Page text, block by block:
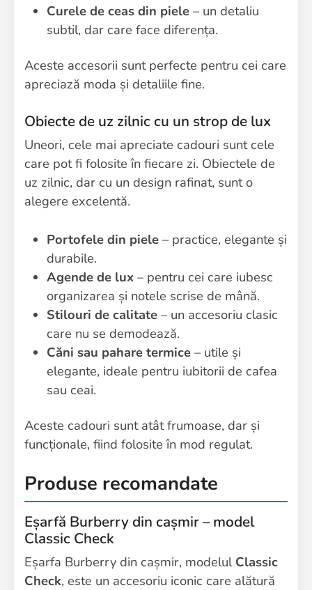
Curele de ceas din piele – un detaliu
subtil, dar care face diferența.
Aceste accesorii sunt perfecte pentru cei care
apreciază moda și detaliile fine.
Obiecte de uz zilnic cu un strop de lux
Uneori, cele mai apreciate cadouri sunt cele
care pot fi folosite în fiecare zi. Obiectele de
uz zilnic, dar cu un design rafinat, sunt o
alegere excelentă.
Portofele din piele – practice, elegante și
durabile.
Agende de lux – pentru cei care iubesc
organizarea și notele scrise de mână.
Stilouri de calitate – un accesoriu clasic
care nu se demodează.
Căni sau pahare termice – utile și
elegante, ideale pentru iubitorii de cafea
sau ceai.
Aceste cadouri sunt atât frumoase, dar și
funcționale, fiind folosite în mod regulat.
Produse recomandate
Eșarfă Burberry din cașmir – model
Classic Check
Eșarfa Burberry din cașmir, modelul Classic
Check, este un accesoriu iconic care alătură